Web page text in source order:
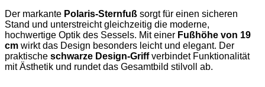
Der markante Polaris-Sternfuß sorgt für einen sicheren
Stand und unterstreicht gleichzeitig die moderne,
hochwertige Optik des Sessels. Mit einer Fußhöhe von 19
cm wirkt das Design besonders leicht und elegant. Der
praktische schwarze Design-Griffverbindet Funktionalität
mit Ästhetik und rundet das Gesamtbild stilvoll ab.